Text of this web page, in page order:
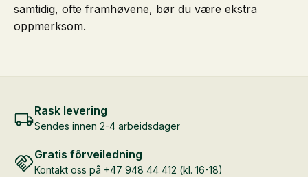
samtidig, ofte framhøvene, bør du være ekstra
oppmerksom.
Rask levering
Sendes innen 2-4 arbeidsdager
Gratis fôrveiledning
Kontakt oss på +47 948 44 412 (kl. 16-18)